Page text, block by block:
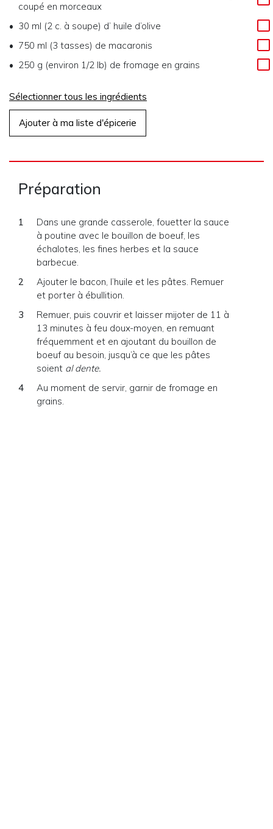
coupé en morceaux
30 ml (2 c. à soupe) d’ huile d’olive
750 ml (3 tasses) de macaronis
250 g (environ 1/2 lb) de fromage en grains
Sélectionner tous les ingrédients
Ajouter à ma liste d'épicerie
Préparation
Dans une grande casserole, fouetter la sauce
à poutine avec le bouillon de boeuf, les
échalotes, les fines herbes et la sauce
barbecue.
Ajouter le bacon, l’huile et les pâtes. Remuer
et porter à ébullition.
Remuer, puis couvrir et laisser mijoter de 11 à
13 minutes à feu doux-moyen, en remuant
fréquemment et en ajoutant du bouillon de
boeuf au besoin, jusqu’à ce que les pâtes
soient al dente.
Au moment de servir, garnir de fromage en
grains.